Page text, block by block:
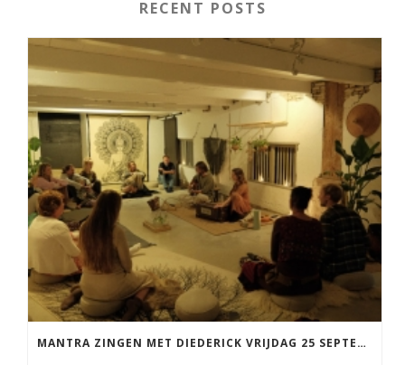
RECENT POSTS
MANTRA ZINGEN MET DIEDERICK VRIJDAG 25 SEPTEMBER EN 20 NOVEMBER